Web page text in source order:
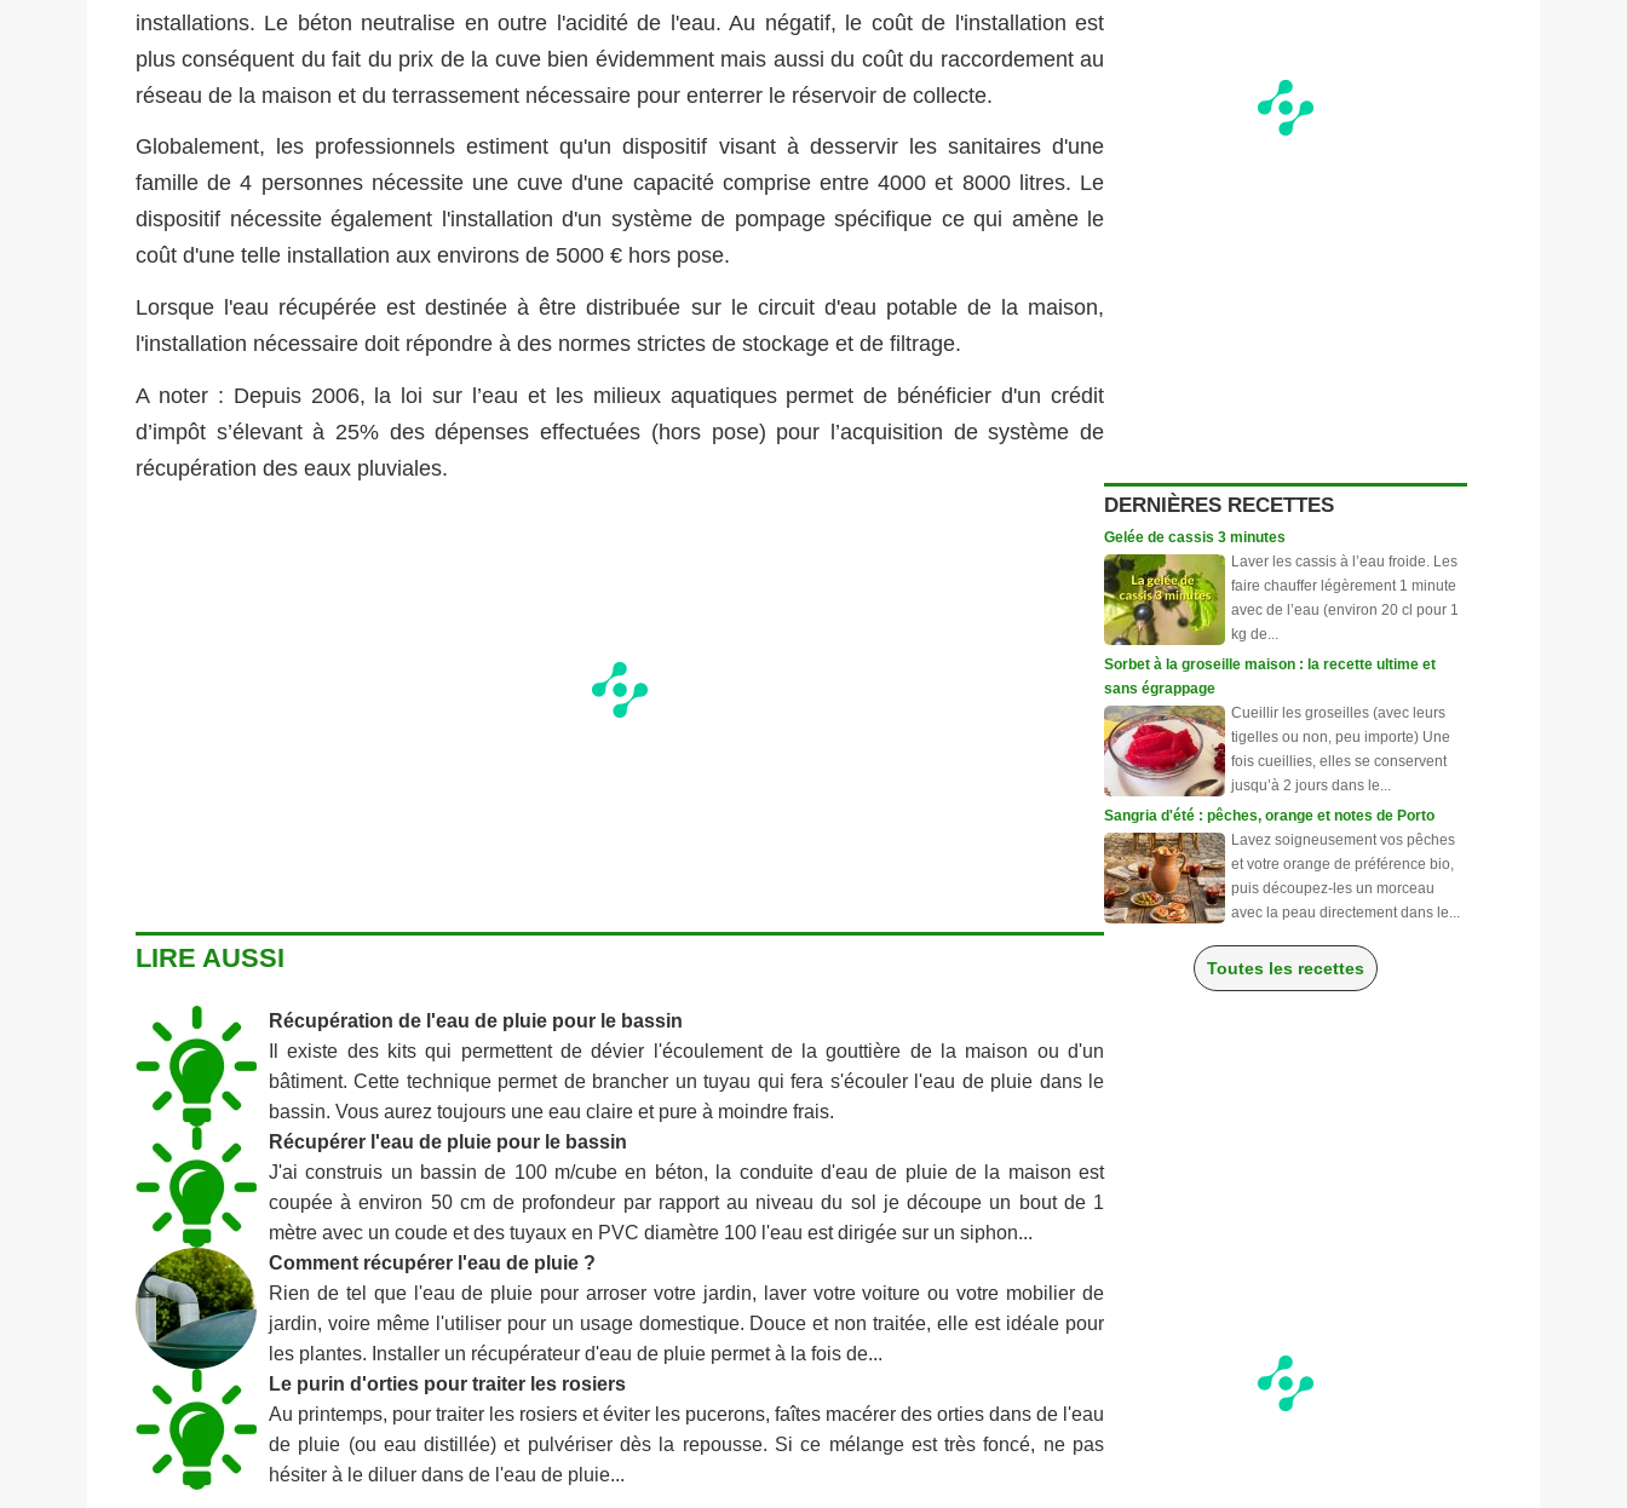
installations. Le béton neutralise en outre l'acidité de l'eau. Au négatif, le coût de l'installation est
plus conséquent du fait du prix de la cuve bien évidemment mais aussi du coût du raccordement au
réseau de la maison et du terrassement nécessaire pour enterrer le réservoir de collecte.
Globalement, les professionnels estiment qu'un dispositif visant à desservir les sanitaires d'une
famille de 4 personnes nécessite une cuve d'une capacité comprise entre 4000 et 8000 litres. Le
dispositif nécessite également l'installation d'un système de pompage spécifique ce qui amène le
coût d'une telle installation aux environs de 5000 € hors pose.
Lorsque l'eau récupérée est destinée à être distribuée sur le circuit d'eau potable de la maison,
l'installation nécessaire doit répondre à des normes strictes de stockage et de filtrage.
A noter : Depuis 2006, la loi sur l’eau et les milieux aquatiques permet de bénéficier d'un crédit
d’impôt s’élevant à 25% des dépenses effectuées (hors pose) pour l’acquisition de système de
récupération des eaux pluviales.
LIRE AUSSI
Récupération de l'eau de pluie pour le bassin
Il existe des kits qui permettent de dévier l'écoulement de la gouttière de la maison ou d'un
bâtiment. Cette technique permet de brancher un tuyau qui fera s'écouler l'eau de pluie dans le
bassin. Vous aurez toujours une eau claire et pure à moindre frais.
Récupérer l'eau de pluie pour le bassin
J'ai construis un bassin de 100 m/cube en béton, la conduite d'eau de pluie de la maison est
coupée à environ 50 cm de profondeur par rapport au niveau du sol je découpe un bout de 1
mètre avec un coude et des tuyaux en PVC diamètre 100 l'eau est dirigée sur un siphon...
Comment récupérer l'eau de pluie ?
Rien de tel que l'eau de pluie pour arroser votre jardin, laver votre voiture ou votre mobilier de
jardin, voire même l'utiliser pour un usage domestique. Douce et non traitée, elle est idéale pour
les plantes. Installer un récupérateur d'eau de pluie permet à la fois de...
Le purin d'orties pour traiter les rosiers
Au printemps, pour traiter les rosiers et éviter les pucerons, faîtes macérer des orties dans de l'eau
de pluie (ou eau distillée) et pulvériser dès la repousse. Si ce mélange est très foncé, ne pas
hésiter à le diluer dans de l'eau de pluie...
DERNIÈRES RECETTES
Gelée de cassis 3 minutes
Laver les cassis à l’eau froide. Les
faire chauffer légèrement 1 minute
avec de l’eau (environ 20 cl pour 1
kg de...
Sorbet à la groseille maison : la recette ultime et
sans égrappage
Cueillir les groseilles (avec leurs
tigelles ou non, peu importe) Une
fois cueillies, elles se conservent
jusqu’à 2 jours dans le...
Sangria d'été : pêches, orange et notes de Porto
Lavez soigneusement vos pêches
et votre orange de préférence bio,
puis découpez-les un morceau
avec la peau directement dans le...
Toutes les recettes